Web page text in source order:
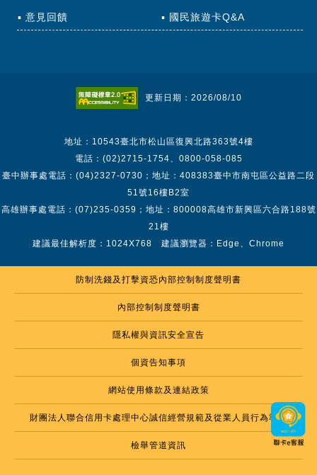
意見回饋 國民旅遊卡Q&A
更新日期：2026/08/10
地址：10543臺北市松山區復興北路363號4樓
電話：(02)2715-1754、0800-058-085
臺中辦事處電話：(04)2327-0730；地址：408383臺中市南屯區公益路二段
51號16樓B2室
高雄辦事處電話：(07)235-0359；地址：800008高雄市新興區六合路188號
21樓
建議最佳解析度：1024X768 建議瀏覽器：Edge、Chrome
防制洗錢及打擊資恐內部控制制度聲明書
內部控制制度聲明書
隱私權與資訊安全宣告
個資告知事項
網站使用條款及連結政策
財團法人聯合信用卡處理中心誠信經營規範及從業人員行為準則
檢舉管道資訊